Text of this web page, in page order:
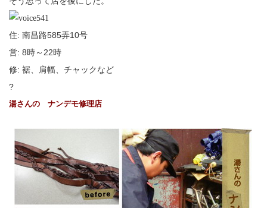
住: 南昌路585弄10号
営: 8時～22時
修: 裾、肩幅、チャックなど
?
湯さんの ナンデモ修理店